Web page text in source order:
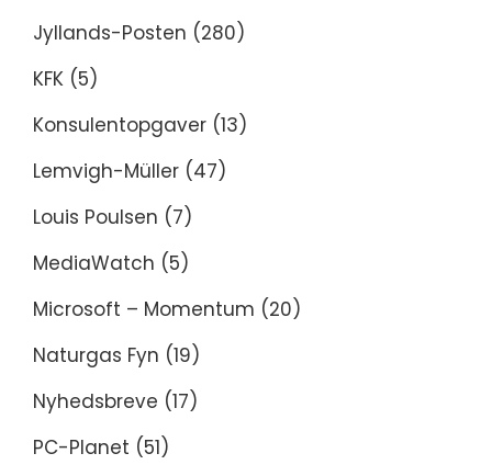
Jyllands-Posten (280)
KFK (5)
Konsulentopgaver (13)
Lemvigh-Müller (47)
Louis Poulsen (7)
MediaWatch (5)
Microsoft – Momentum (20)
Naturgas Fyn (19)
Nyhedsbreve (17)
PC-Planet (51)